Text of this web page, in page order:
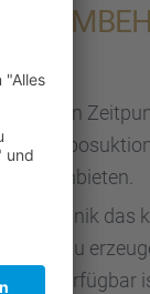
anbie­ten.
Technik
zu
verfüg­bar